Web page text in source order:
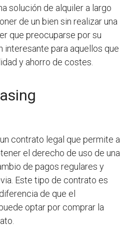
solución de alquiler a largo
de un bien sin realizar una
que preocuparse por su
interesante para aquellos que
y ahorro de costes.
contrato legal que permite a
el derecho de uso de una
de pagos regulares y
Este tipo de contrato es
de que el
optar por comprar la